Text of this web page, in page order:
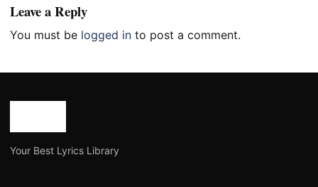
Leave a Reply
You must be logged in to post a comment.
Your Best Lyrics Library